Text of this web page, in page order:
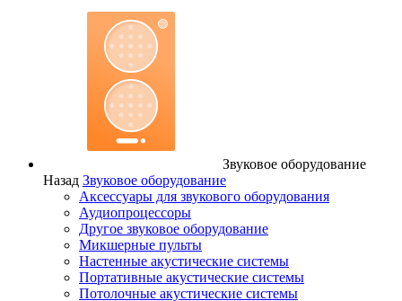
Звуковое оборудование
Назад Звуковое оборудование
Аксессуары для звукового оборудования
Аудиопроцессоры
Другое звуковое оборудование
Микшерные пульты
Настенные акустические системы
Портативные акустические системы
Потолочные акустические системы